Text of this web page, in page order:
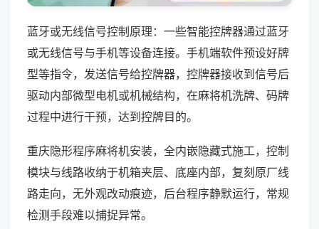
蓝牙或无线信号控制原理：一些智能控牌器通过蓝牙
或无线信号与手机等设备连接。手机端软件预设好牌
型等指令，发送信号给控牌器，控牌器接收到信号后
驱动内部微型电机或机械结构，在麻将机洗牌、码牌
过程中进行干预，达到控牌目的。
重庆隐形程序麻将机安装，全内嵌隐藏式施工，控制
模块与线路收纳于机箱夹层、底座内部，复刻原厂线
路走向，无外观改动痕迹，后台程序静默运行，常规
检测手段难以捕捉异常。